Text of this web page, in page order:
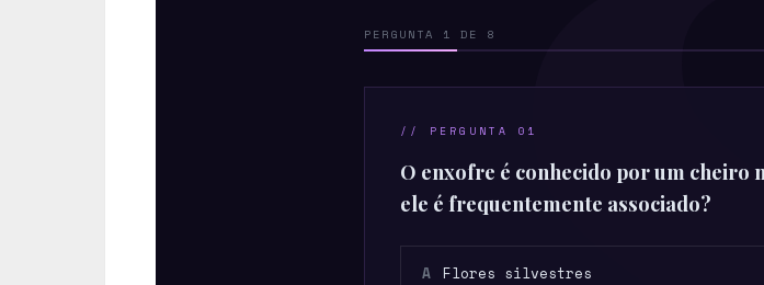
PERGUNTA 1 DE 8
// PERGUNTA 01
O enxofre é conhecido por um
ele é frequentemente associado?
A Flores silvestres